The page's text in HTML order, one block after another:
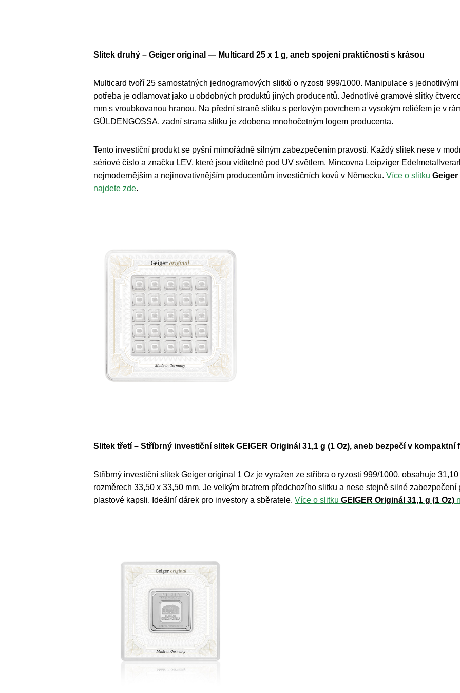
Slitek druhý – Geiger original — Multicard 25 x 1 g, aneb spojení praktičnosti s krásou
Multicard tvoří 25 samostatných jednogramových slitků o ryzosti 999/1000. Manipulace s
potřeba je odlamovat jako u obdobných produktů jiných producentů. Jednotlivé gramové slitky
mm s vroubkovanou hranou. Na přední straně slitku s perlovým povrchem a vysokým reliéfem je v
GÜLDENGOSSA, zadní strana slitku je zdobena mnohočetným logem producenta.
Tento investiční produkt se pyšní mimořádně silným zabezpečením pravosti. Každý slitek nese v
sériové číslo a značku LEV, které jsou viditelné pod UV světlem. Mincovna Leipziger
nejmodernějším a nejinovativnějším producentům investičních kovů v Německu. Více o slitku
najdete zde.
Slitek třetí – Stříbrný investiční slitek GEIGER Originál 31,1 g (1 Oz), aneb bezpečí v kompaktní
Stříbrný investiční slitek Geiger original 1 Oz je vyražen ze stříbra o ryzosti 999/1000, obsahuje
rozměrech 33,50 x 33,50 mm. Je velkým bratrem předchozího slitku a nese stejně silné
plastové kapsli. Ideální dárek pro investory a sběratele. Více o slitku GEIGER Originál 31,1 g (1 Oz)